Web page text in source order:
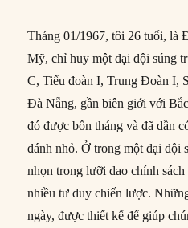
Tháng 01/1967, tôi 26 tuổi, là
Mỹ, chỉ huy một đại đội súng
C, Tiểu đoàn I, Trung Đoàn I,
Đà Nẵng, gần biên giới với
đó được bốn tháng và đã dần
đánh nhỏ. Ở trong một đại đội
nhọn trong lưỡi dao chính
nhiều tư duy chiến lược.
ngày, được thiết kế để giúp